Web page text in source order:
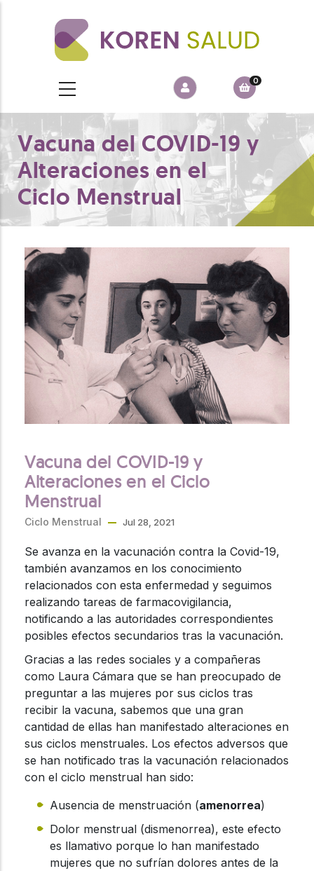
0
Vacuna del COVID-19 y
Alteraciones en el
Ciclo Menstrual
Vacuna del COVID-19 y
Alteraciones en el Ciclo
Menstrual
Ciclo Menstrual Jul 28, 2021
Se avanza en la vacunación contra la Covid-19,
también avanzamos en los conocimiento
relacionados con esta enfermedad y seguimos
realizando tareas de farmacovigilancia,
notificando a las autoridades correspondientes
posibles efectos secundarios tras la vacunación.
Gracias a las redes sociales y a compañeras
como Laura Cámara que se han preocupado de
preguntar a las mujeres por sus ciclos tras
recibir la vacuna, sabemos que una gran
cantidad de ellas han manifestado alteraciones en
sus ciclos menstruales. Los efectos adversos que
se han notificado tras la vacunación relacionados
con el ciclo menstrual han sido:
Ausencia de menstruación (amenorrea)
Dolor menstrual (dismenorrea), este efecto
es llamativo porque lo han manifestado
mujeres que no sufrían dolores antes de la